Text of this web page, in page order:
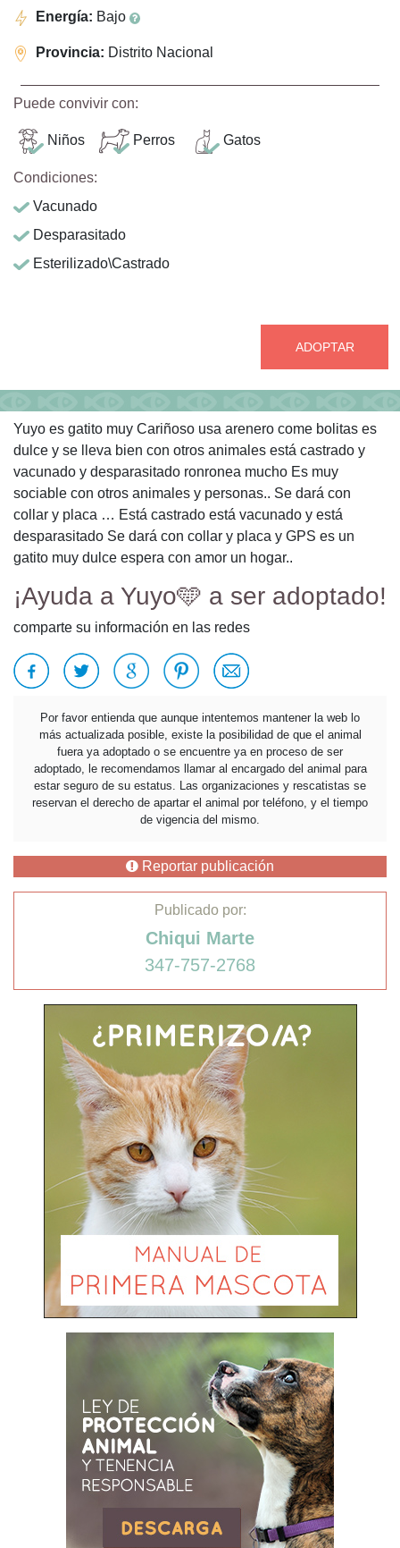
Energía: Bajo
Provincia: Distrito Nacional
Puede convivir con:
Niños Perros Gatos
Condiciones:
Vacunado
Desparasitado
Esterilizado\Castrado
ADOPTAR
Yuyo es gatito muy Cariñoso usa arenero come bolitas es
dulce y se lleva bien con otros animales está castrado y
vacunado y desparasitado ronronea mucho Es muy
sociable con otros animales y personas.. Se dará con
collar y placa … Está castrado está vacunado y está
desparasitado Se dará con collar y placa y GPS es un
gatito muy dulce espera con amor un hogar..
¡Ayuda a Yuyo🩵 a ser adoptado!
comparte su información en las redes
Por favor entienda que aunque intentemos mantener la web lo
más actualizada posible, existe la posibilidad de que el animal
fuera ya adoptado o se encuentre ya en proceso de ser
adoptado, le recomendamos llamar al encargado del animal para
estar seguro de su estatus. Las organizaciones y rescatistas se
reservan el derecho de apartar el animal por teléfono, y el tiempo
de vigencia del mismo.
Reportar publicación
Publicado por:
Chiqui Marte
347-757-2768